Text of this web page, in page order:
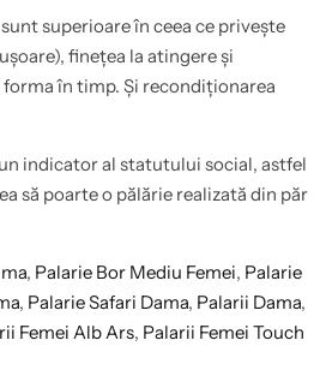
superioare în ceea ce privește
finețea la atingere și
în timp. Și recondiționarea
indicator al statutului social, astfel
să poarte o pălărie realizată din păr
, Palarie Bor Mediu Femei, Palarie
, Palarie Safari Dama, Palarii Dama,
Femei Alb Ars, Palarii Femei Touch